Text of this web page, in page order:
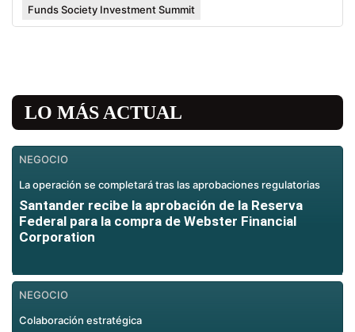
Funds Society Investment Summit
LO MÁS ACTUAL
NEGOCIO
La operación se completará tras las aprobaciones regulatorias
Santander recibe la aprobación de la Reserva
Federal para la compra de Webster Financial
Corporation
NEGOCIO
Colaboración estratégica